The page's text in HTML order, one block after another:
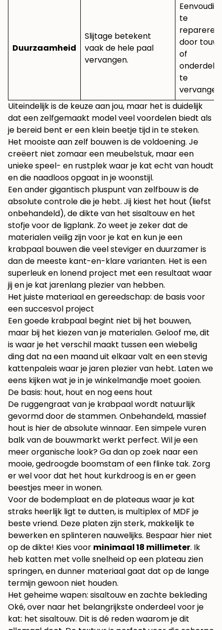
Duurzaamheid
Slijtage betekent
vaak de hele paal
vervangen.
Eenvoudig
te
repareren
door touw
of
te
Uiteindelijk is de keuze aan jou, maar het is duidelijk
dat een zelfgemaakt model veel voordelen biedt als
je bereid bent er een klein beetje tijd in te steken.
Het mooiste aan zelf bouwen is de voldoening. Je
creëert niet zomaar een meubelstuk, maar een
unieke speel- en rustplek waar je kat echt van houdt
en die naadloos opgaat in je woonstijl.
Een ander gigantisch pluspunt van zelfbouw is de
absolute controle die je hebt. Jij kiest het hout (liefst
onbehandeld), de dikte van het sisaltouw en het
stofje voor de ligplank. Zo weet je zeker dat de
materialen veilig zijn voor je kat en kun je een
krabpaal bouwen die veel steviger en duurzamer is
dan de meeste kant-en-klare varianten. Het is een
superleuk en lonend project met een resultaat waar
jij en je kat jarenlang plezier van hebben.
Het juiste materiaal en gereedschap: de basis voor
een succesvol project
Een goede krabpaal begint niet bij het bouwen,
maar bij het kiezen van je materialen. Geloof me, dit
is waar je het verschil maakt tussen een wiebelig
ding dat na een maand uit elkaar valt en een stevig
kattenpaleis waar je jaren plezier van hebt. Laten we
eens kijken wat je in je winkelmandje moet gooien.
De basis: hout, hout en nog eens hout
De ruggengraat van je krabpaal wordt natuurlijk
gevormd door de stammen. Onbehandeld, massief
hout is hier de absolute winnaar. Een simpele vuren
balk van de bouwmarkt werkt perfect. Wil je een
meer organische look? Ga dan op zoek naar een
mooie, gedroogde boomstam of een flinke tak. Zorg
er wel voor dat het hout kurkdroog is en er geen
beestjes meer in wonen.
Voor de bodemplaat en de plateaus waar je kat
straks heerlijk ligt te dutten, is multiplex of MDF je
beste vriend. Deze platen zijn sterk, makkelijk te
bewerken en splinteren nauwelijks. Bespaar hier niet
op de dikte! Kies voor minimaal 18 millimeter. Ik
heb katten met volle snelheid op een plateau zien
springen, en dunner materiaal gaat dat op de lange
termijn gewoon niet houden.
Het geheime wapen: sisaltouw en zachte bekleding
Oké, over naar het belangrijkste onderdeel voor je
kat: het sisaltouw. Dit is dé reden waarom je dit